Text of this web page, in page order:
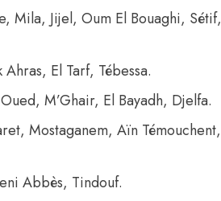
Mila, Jijel, Oum El Bouaghi, Sétif,
El Tarf, Tébessa.
M’Ghair, El Bayadh, Djelfa.
Mostaganem, Aïn Témouchent,
Abbès, Tindouf.